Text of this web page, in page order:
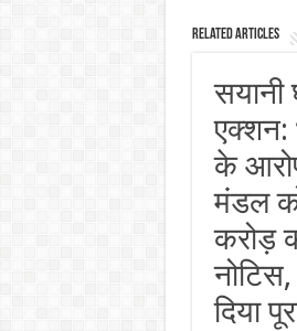
Related Articles
सयानी
एक्शन:
के
मंडल
करोड़
दिया